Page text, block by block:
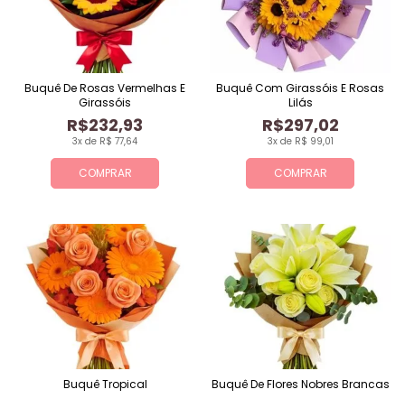
COMPRAR
3x de R$ 77,64
R$232,93
Buquê De Rosas Vermelhas E
Girassóis
COMPRAR
3x de R$ 99,01
R$297,02
Buquê Com Girassóis E Rosas
Lilás
Buquê Tropical Buquê De Flores Nobres Brancas